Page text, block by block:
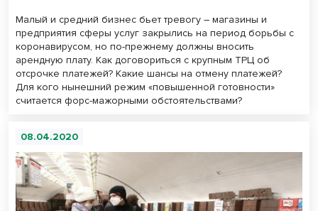
Малый и средний бизнес бьет тревогу – магазины и
предприятия сферы услуг закрылись на период борьбы с
коронавирусом, но по-прежнему должны вносить
арендную плату. Как договориться с крупным ТРЦ об
отсрочке платежей? Какие шансы на отмену платежей?
Для кого нынешний режим «повышенной готовности»
считается форс-мажорными обстоятельствами?
08.04.2020